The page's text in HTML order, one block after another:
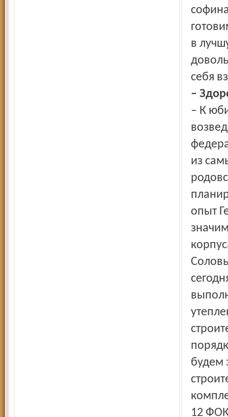
в
себя
–
– К
из
опыт
будем
12